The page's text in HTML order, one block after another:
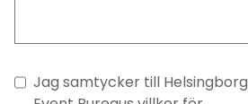
Jag samtycker till Helsingborg